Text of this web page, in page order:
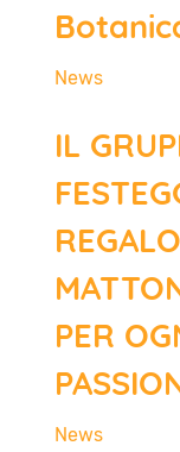
News
IL
PER
News